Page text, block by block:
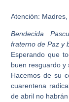
Atención: Madres,
Bendecida
fraterno de Paz y
Esperando que
buen resguardo y
Hacemos de su
cuarentena
de abril no